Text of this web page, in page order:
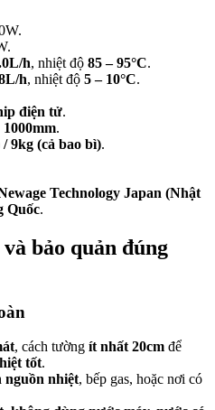
h, nhiệt độ 85 – 95°C.
h, nhiệt độ 5 – 10°C.
điện tử.
1000mm.
9kg (cả bao bì).
Technology Japan (Nhật
Quốc.
bảo quản đúng
, cách tường ít nhất 20cm để
tốt.
nguồn nhiệt, bếp gas, hoặc nơi có